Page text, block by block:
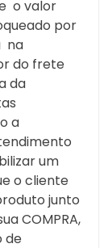
o valor
por
na
do frete
da
a
um
o cliente
junto
COMPRA,
de